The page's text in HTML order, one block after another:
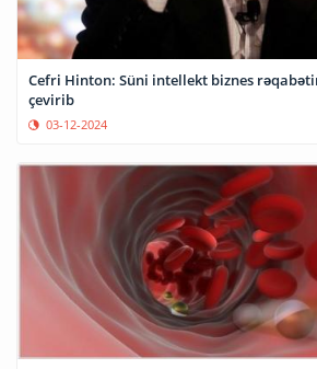
Cefri Hinton: Süni intellekt biznes
çevirib
03-12-2024